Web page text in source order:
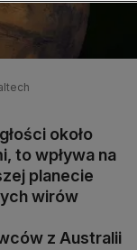
około
to wpływa na
planecie
wirów
z Australii